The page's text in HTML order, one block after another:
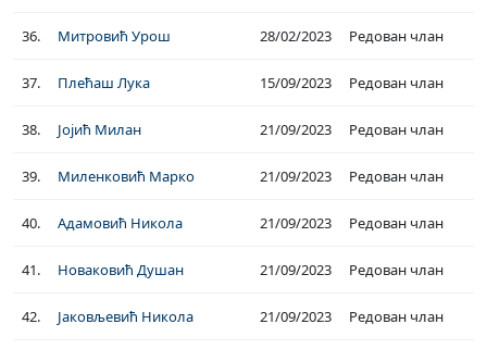
36. Митровић Урош 28/02/2023 Редован члан
37. Плећаш Лука 15/09/2023 Редован члан
38. Јојић Милан 21/09/2023 Редован члан
39. Миленковић Марко 21/09/2023 Редован члан
40. Адамовић Никола 21/09/2023 Редован члан
41. Новаковић Душан 21/09/2023 Редован члан
42. Јаковљевић Никола 21/09/2023 Редован члан